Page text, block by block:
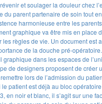
et soulager la douleur chez
du parent partenaire de soin tout en
harmonieuse entre les
graphique va être mis en place
règles de vie. Un document est
de la douche pré-
dans les espaces de
de designers proposent de créer
lors de l’admission du
le patient est déjà au bloc
en noir et blanc, il s’agit sur une